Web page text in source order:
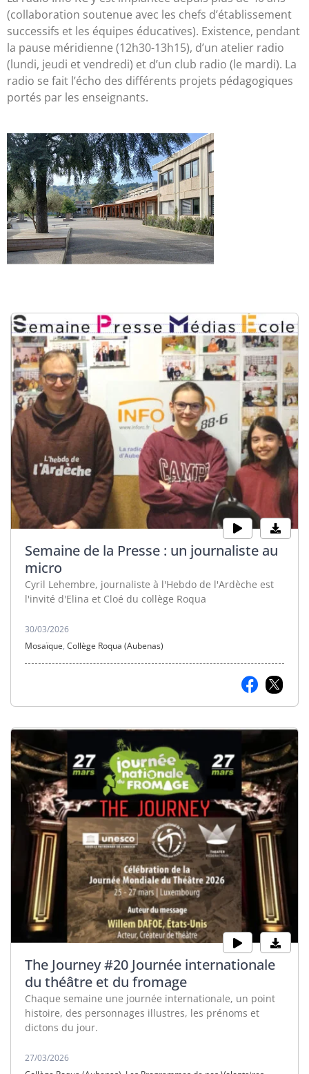
(collaboration soutenue avec les chefs d’établissement
successifs et les équipes éducatives). Existence, pendant
la pause méridienne (12h30-13h15), d’un atelier radio
(lundi, jeudi et vendredi) et d’un club radio (le mardi). La
radio se fait l’écho des différents projets pédagogiques
portés par les enseignants.
Semaine de la Presse : un journaliste au
micro
Cyril Lehembre, journaliste à l'Hebdo de l'Ardèche est
l'invité d'Elina et Cloé du collège Roqua
30/03/2026
Mosaïque, Collège Roqua (Aubenas)
The Journey #20 Journée internationale
du théâtre et du fromage
Chaque semaine une journée internationale, un point
histoire, des personnages illustres, les prénoms et
dictons du jour.
27/03/2026